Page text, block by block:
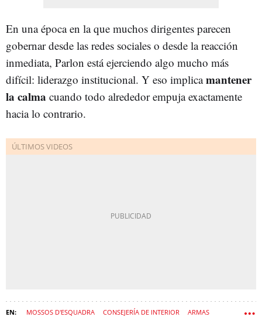
En una época en la que muchos dirigentes parecen
gobernar desde las redes sociales o desde la reacción
inmediata, Parlon está ejerciendo algo mucho más
difícil: liderazgo institucional. Y eso implicamantener
la calma cuando todo alrededor empuja exactamente
hacia lo contrario.
MOSSOS D'ESQUADRA CONSEJERÍA DE INTERIOR ARMAS